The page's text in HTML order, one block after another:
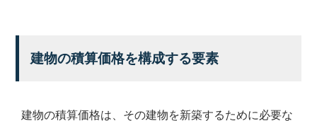
建物の積算価格を構成する要素
建物の積算価格は、その建物を新築するために必要な